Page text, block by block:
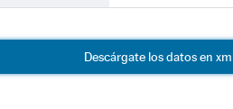
Descárgate los datos en